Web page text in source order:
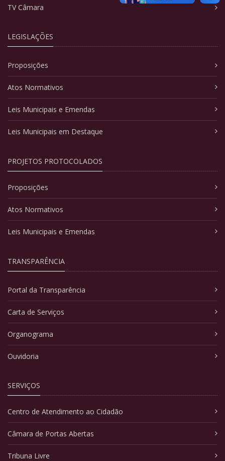
TV Câmara
LEGISLAÇÕES
Proposições
Atos Normativos
Leis Municipais e Emendas
Leis Municipais em Destaque
PROJETOS PROTOCOLADOS
Proposições
Atos Normativos
Leis Municipais e Emendas
TRANSPARÊNCIA
Portal da Transparência
Carta de Serviços
Organograma
Ouvidoria
SERVIÇOS
Centro de Atendimento ao Cidadão
Câmara de Portas Abertas
Tribuna Livre